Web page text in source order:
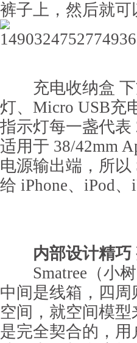
裤子上，然后就
充电收纳盒 下
灯、Micro USB充
指示灯每一盏代表
适用于 38/42mm
电源输出端，所以
给 iPhone、iPod
内部设计精巧
Smatree（小树
中间是线箱，四周
空间，就空间模型
是完全契合的，用